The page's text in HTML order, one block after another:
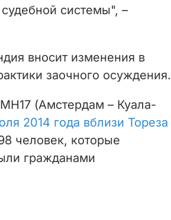
системы", –
вносит изменения в
заочного осуждения.
(Амстердам – Куала-
2014 года вблизи Тореза
человек, которые
гражданами